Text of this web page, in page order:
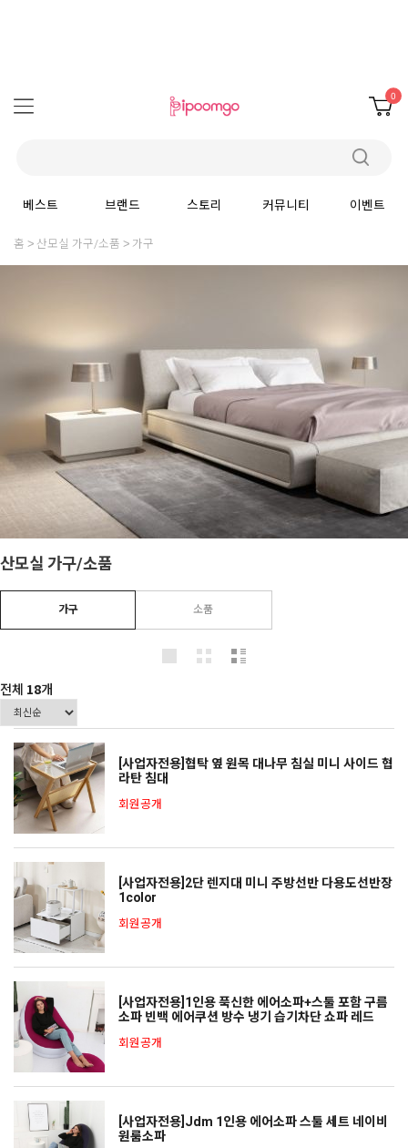
0
베스트 브랜드 스토리 커뮤니티 이벤트
홈 산모실 가구/소품 가구
산모실 가구/소품
가구 소품
전체 18개
[사업자전용]협탁 옆 원목 대나무 침실 미니 사이드 협
라탄 침대
회원공개
[사업자전용]2단 렌지대 미니 주방선반 다용도선반장
1color
회원공개
[사업자전용]1인용 푹신한 에어소파+스툴 포함 구름
소파 빈백 에어쿠션 방수 냉기 습기차단 쇼파 레드
회원공개
[사업자전용]Jdm 1인용 에어소파 스툴 세트 네이비
원룸소파